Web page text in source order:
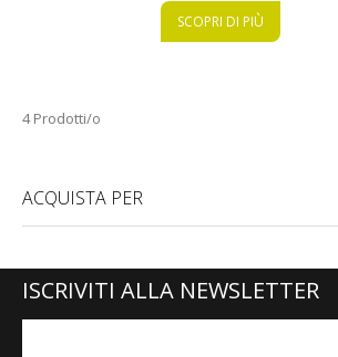
SCOPRI DI PIÙ
4 Prodotti/o
ACQUISTA PER
ISCRIVITI ALLA NEWSLETTER